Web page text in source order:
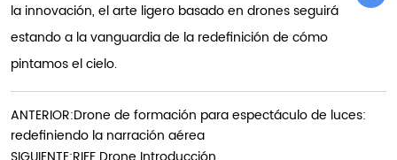
la innovación, el arte ligero basado en drones seguirá
estando a la vanguardia de la redefinición de cómo
pintamos el cielo.
ANTERIOR:Drone de formación para espectáculo de luces:
redefiniendo la narración aérea